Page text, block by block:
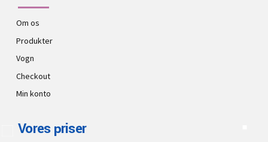
Om os
Produkter
Vogn
Checkout
Min konto
Vores priser